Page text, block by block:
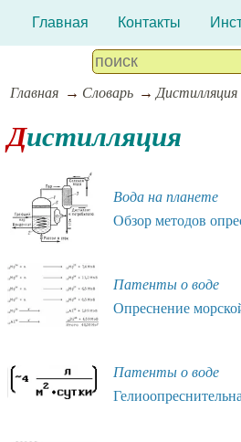
Главная Контакты
Главная Словарь Дистилляция
Дистилляция
Вода на планете
Обзор методов
Патенты о воде
Опреснение
Патенты о воде